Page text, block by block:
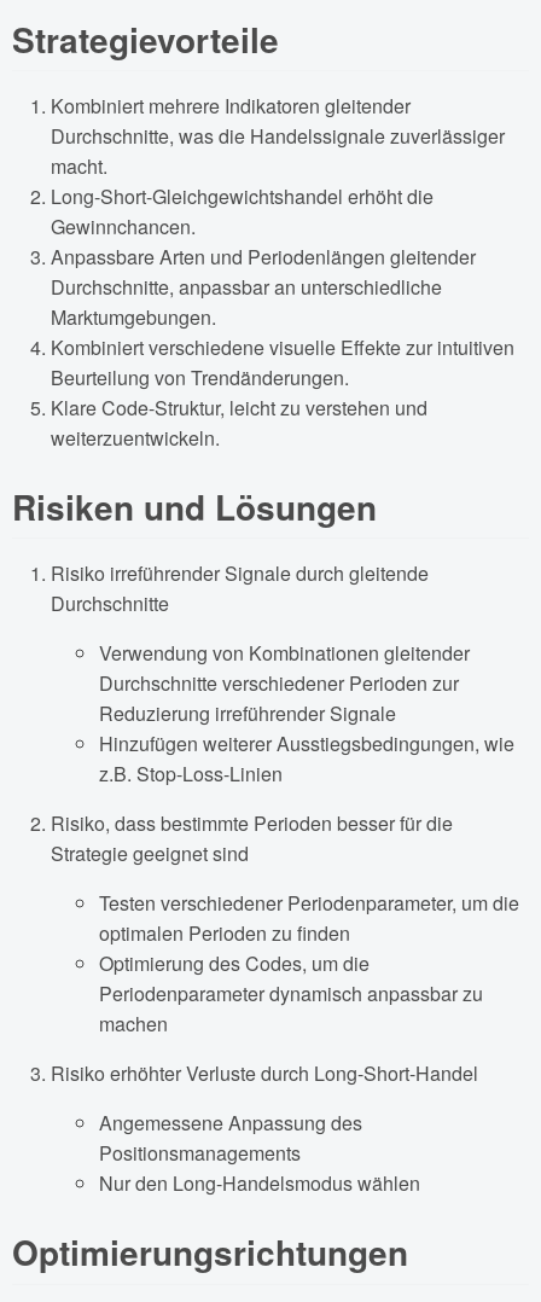
Strategievorteile
Kombiniert mehrere Indikatoren gleitender
Durchschnitte, was die Handelssignale zuverlässiger
macht.
Long-Short-Gleichgewichtshandel erhöht die
Gewinnchancen.
Anpassbare Arten und Periodenlängen gleitender
Durchschnitte, anpassbar an unterschiedliche
Marktumgebungen.
Kombiniert verschiedene visuelle Effekte zur intuitiven
Beurteilung von Trendänderungen.
Klare Code-Struktur, leicht zu verstehen und
weiterzuentwickeln.
Risiken und Lösungen
Risiko irreführender Signale durch gleitende
Durchschnitte
Verwendung von Kombinationen gleitender
Durchschnitte verschiedener Perioden zur
Reduzierung irreführender Signale
Hinzufügen weiterer Ausstiegsbedingungen, wie
z.B. Stop-Loss-Linien
Risiko, dass bestimmte Perioden besser für die
Strategie geeignet sind
Testen verschiedener Periodenparameter, um die
optimalen Perioden zu finden
Optimierung des Codes, um die
Periodenparameter dynamisch anpassbar zu
machen
Risiko erhöhter Verluste durch Long-Short-Handel
Angemessene Anpassung des
Positionsmanagements
Nur den Long-Handelsmodus wählen
Optimierungsrichtungen